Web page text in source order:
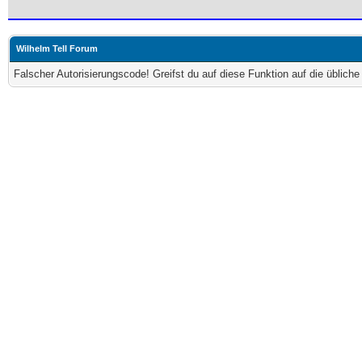
Wilhelm Tell Forum
Falscher Autorisierungscode! Greifst du auf diese Funktion auf die